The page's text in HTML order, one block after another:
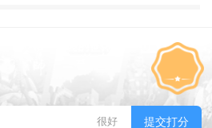
很好 提交打分